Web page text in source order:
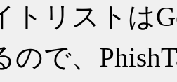
トリストは
ので、